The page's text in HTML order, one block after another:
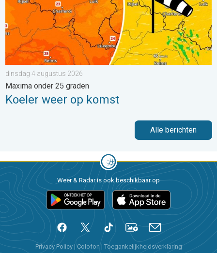
dinsdag 4 augustus 2026
Maxima onder 25 graden
Koeler weer op komst
Alle berichten
Weer & Radar is ook beschikbaar op
Privacy Policy |Colofon | Toegankelijkheidsverklaring